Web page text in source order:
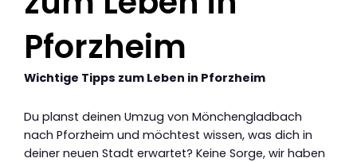
Pforzheim
Wichtige Tipps zum Leben in Pforzheim
Du planst deinen Umzug von Mönchengladbach
nach Pforzheim und möchtest wissen, was dich in
deiner neuen Stadt erwartet? Keine Sorge, wir haben